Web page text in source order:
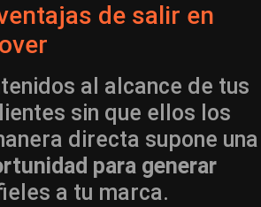
de salir en
al alcance de tus
sin que ellos los
directa supone una
para generar
a tu marca.